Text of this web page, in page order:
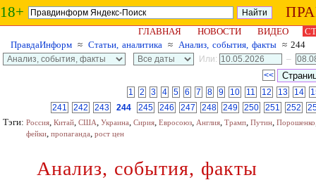
18+
ГЛАВНАЯ НОВОСТИ ВИДЕО
ПравдаИнформ ≈ Статьи, аналитика ≈ Анализ, события, факты ≈ 244
Или:
–
<<
1
2 3 4 5 6 7 8 9 10 11 12 13 14
241
242 243 244 245 246 247 248 249 250 251 252
Тэги: Россия, Китай, США, Украина, Сирия, Евросоюз, Англия, Трамп, Путин, Порошенко
фейки, пропаганда, рост цен
Анализ, события, факты